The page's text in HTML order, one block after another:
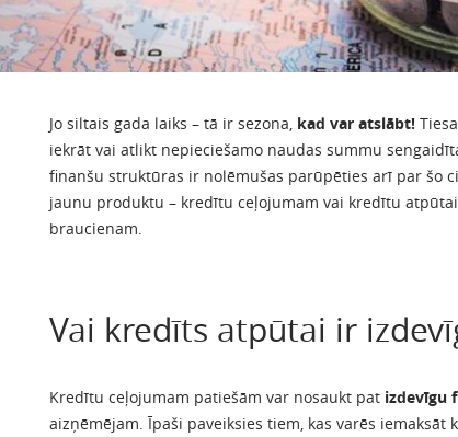
Jo siltais gada laiks – tā ir sezona, kad var atslābt!
iekrāt vai atlikt nepieciešamo naudas summu
finanšu struktūras ir nolēmušas parūpēties arī par šo
jaunu produktu – kredītu ceļojumam vai kredītu
braucienam.
Vai kredīts atpūtai ir
Kredītu ceļojumam patiešām var nosaukt pat izdevīgu
aizņēmējam. Īpaši paveiksies tiem, kas varēs